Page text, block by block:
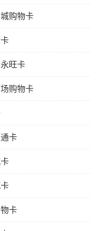
购物卡
旺卡
购物卡
卡
卡